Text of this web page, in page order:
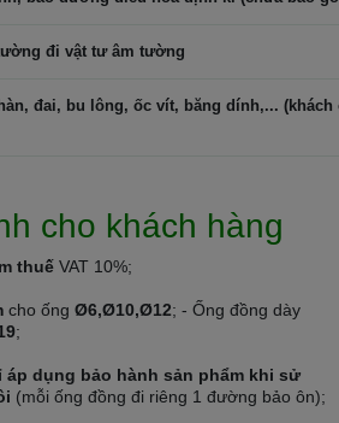
Inverter 12000 BTU CFS-13VAF
kiệm điện
inverter CFS-13VAF
có khả năng tiết điện
nhiều công nghệ hiện đại:
đi vật tư âm tường
đai, bu lông, ốc vít, băng dính,...
cho khách hàng
thuế VAT 10%;
cho ống Ø6,Ø10,Ø12; - Ống đồng dày
;
áp dụng bảo hành sản phẩm khi sử
(mỗi ống đồng đi riêng 1 đường bảo ôn);